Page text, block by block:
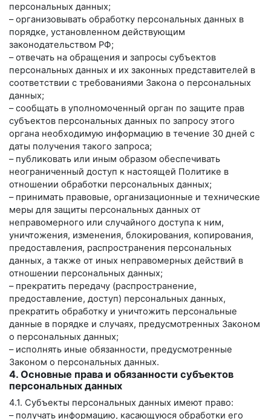
персональных данных;
– организовывать обработку персональных данных в
порядке, установленном действующим
законодательством РФ;
– отвечать на обращения и запросы субъектов
персональных данных и их законных представителей в
соответствии с требованиями Закона о персональных
данных;
– сообщать в уполномоченный орган по защите прав
субъектов персональных данных по запросу этого
органа необходимую информацию в течение 30 дней с
даты получения такого запроса;
– публиковать или иным образом обеспечивать
неограниченный доступ к настоящей Политике в
отношении обработки персональных данных;
– принимать правовые, организационные и технические
меры для защиты персональных данных от
неправомерного или случайного доступа к ним,
уничтожения, изменения, блокирования, копирования,
предоставления, распространения персональных
данных, а также от иных неправомерных действий в
отношении персональных данных;
– прекратить передачу (распространение,
предоставление, доступ) персональных данных,
прекратить обработку и уничтожить персональные
данные в порядке и случаях, предусмотренных Законом
о персональных данных;
– исполнять иные обязанности, предусмотренные
Законом о персональных данных.
4. Основные права и обязанности субъектов
персональных данных
4.1. Субъекты персональных данных имеют право:
– получать информацию, касающуюся обработки его